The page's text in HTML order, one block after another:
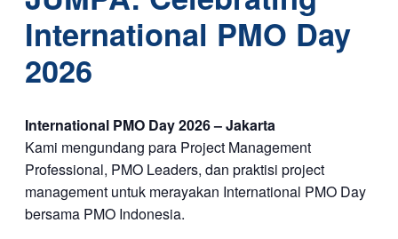
International PMO Day
2026
International PMO Day 2026 – Jakarta
Kami mengundang para Project Management
Professional, PMO Leaders, dan praktisi project
management untuk merayakan International PMO Day
bersama PMO Indonesia.